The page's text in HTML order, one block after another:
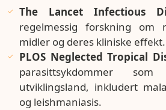
The Lancet Infectious
regelmessig forskning om
midler og deres kliniske effekt.
PLOS Neglected Tropical
parasittsykdommer
utviklingsland, inkludert
og leishmaniasis.